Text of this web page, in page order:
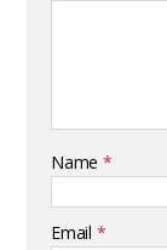
Name *
Email *